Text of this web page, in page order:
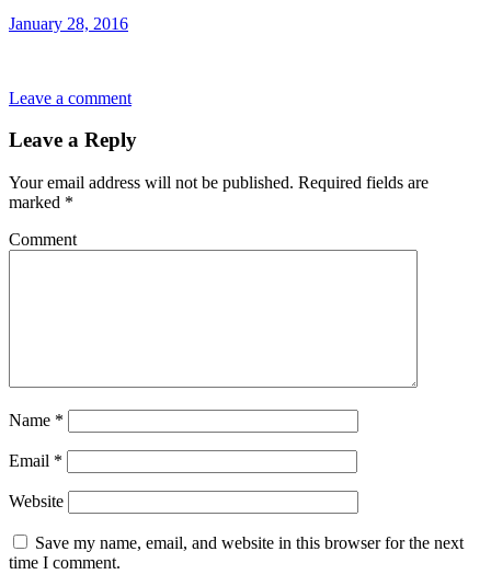
January 28, 2016
Leave a comment
Leave a Reply
Your email address will not be published. Required fields are
marked *
Comment
Name *
Email *
Website
Save my name, email, and website in this browser for the next
time I comment.